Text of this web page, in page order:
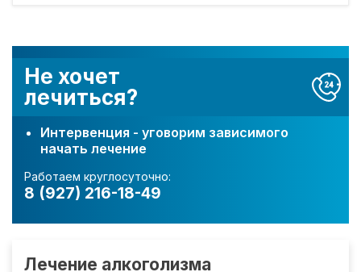
Не хочет
лечиться?
Интервенция - уговорим зависимого
начать лечение
Работаем круглосуточно:
8 (927) 216-18-49
Лечение алкоголизма